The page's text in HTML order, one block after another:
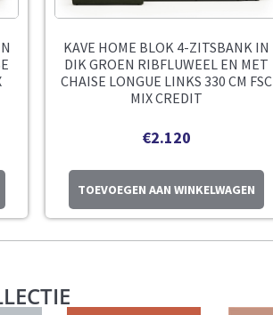
KAVE HOME BLOK 4-ZITSBANK IN
DIK GROEN RIBFLUWEEL EN MET
CHAISE LONGUE LINKS 330 CM FSC
MIX CREDIT
€2.120
TOEVOEGEN AAN WINKELWAGEN